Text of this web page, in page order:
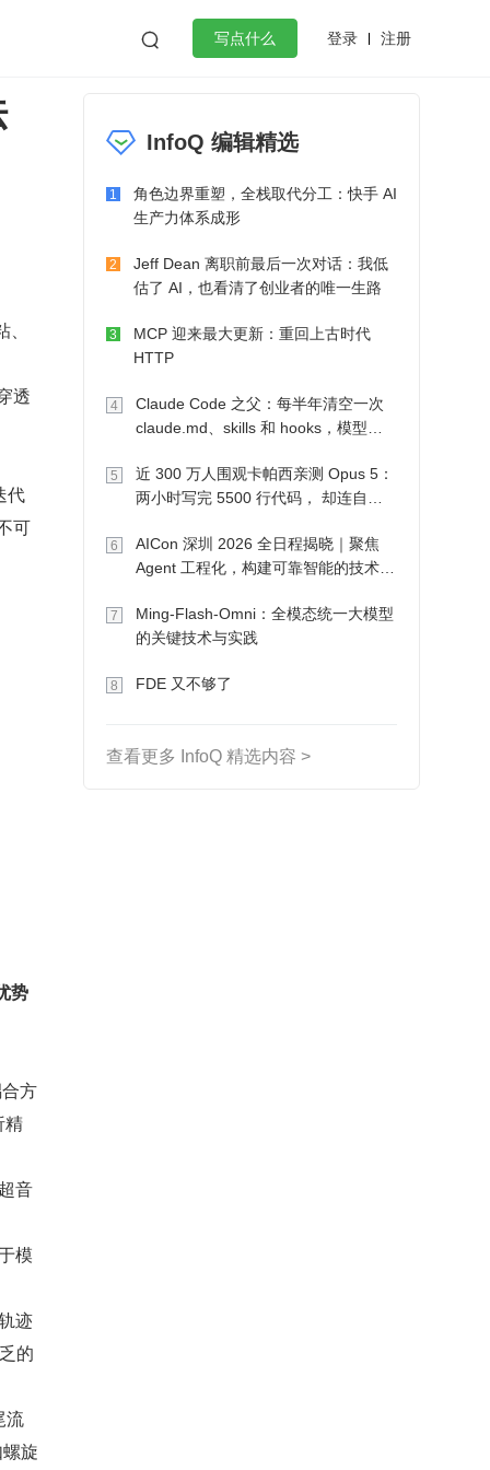
 写点什么 登录 注册
作
微服务架构 flutter
透
代
可
势
方
精
音
模
迹
的
流
旋
InfoQ 编辑精选
1
角色边界重塑，全栈取代分工：快手 AI
生产力体系成形
2
Jeff Dean 离职前最后一次对话：我低
估了 AI，也看清了创业者的唯一生路
3
MCP 迎来最大更新：重回上古时代
HTTP
4
Claude Code 之父：每半年清空一次
claude.md、skills 和 hooks，模型自
5
近 300 万人围观卡帕西亲测 Opus 5：
两小时写完 5500 行代码， 却连自己
6
AICon 深圳 2026 全日程揭晓｜聚焦
Agent 工程化，构建可靠智能的技术路
7
Ming-Flash-Omni：全模态统一大模型
的关键技术与实践
8 FDE 又不够了
查看更多 InfoQ 精选内容 >